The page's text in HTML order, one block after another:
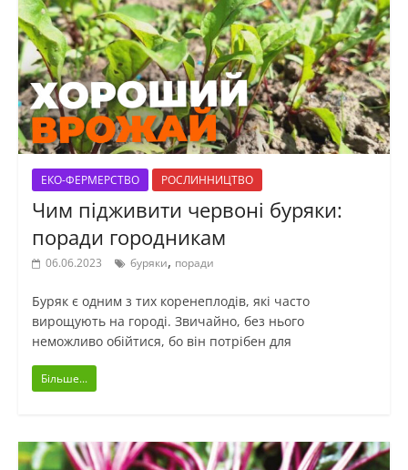
ЕКО-ФЕРМЕРСТВО РОСЛИННИЦТВО
Чим підживити червоні буряки:
поради городникам
06.06.2023 буряки, поради
Буряк є одним з тих коренеплодів, які часто
вирощують на городі. Звичайно, без нього
неможливо обійтися, бо він потрібен для
Більше...